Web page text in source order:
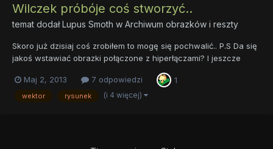
Wilczek próbóje coś stworzyć..
temat dodałLupus Smoth w Archiwum obrazków i reszty
Skoro już dzisiaj coś zrobiłem to mogę się pochwalić.. P.S Da się
jakoś wstawiać obrazki połączone z hiperłączami? I jeszcze
Maj 2, 2013
7 odpowiedzi 1
wektor rysunek (i 4 więcej)